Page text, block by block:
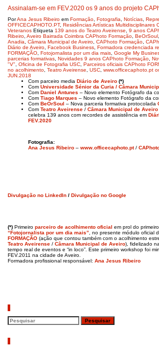
Assinalam-se em FEV.2020 os 9 anos do projeto
PorAna Jesus Ribeiro em Formação Fotografia Notícias
OFFICECAPHOTO.PT, Residências Artísticas Multidisciplinares
Veteranos Etiqueta 139 anos do Teatro Aveirense 9 anos
Ribeiro Aveiro Bairrada Coimbra CAPhoto Formação BeOrSoul
Anadia
Câmara Municipal de Aveiro CAPhoto Formação
Diário de Aveiro Facebook Business Formadora credenciada
FORMAÇÃO Fotojornalista por um dia mais Google My
parcerias formativas Novidades 9 anos CAPhoto Formação
"V" Oficina de Fotografia USC Parceiros oficiais CAPhoto
no acolhimento Teatro Aveirense USC www.officecaphoto.pt
JUN.2018
Com parceiro media Diário de Aveiro (*)
Com Universidade Sénior da Curia / Câmara
Com Daniel Antunes – Novo elemento Fotógrafo da
Com Tiago Marques – Novo elemento Fotógrafo da
Com BeOrSoul – Nova parceria formativa protocolada
Com Teatro Aveirense / Câmara Municipal de Aveiro
celebra 139 anos com recordes de assistência em
FEV.2020
Fotografia:
Ana Jesus Ribeiro – www.officecaphoto.pt /
Divulgação no LinkedIn / Divulgação no Google
(*) Primeiro parceiro de acolhimento oficial em prol do
“Fotojornalista por um dia mais” , no presente módulo oficial
FORMAÇÃO (ação que contou também com o acolhimento
Teatro Aveirense / Câmara Municipal de Aveiro), fidelizado
tempo real de eventos e “in loco”. Este primeiro workshop foi
FEV.2011 na cidade de Aveiro.
Formadora profissional responsável: Ana Jesus Ribeiro